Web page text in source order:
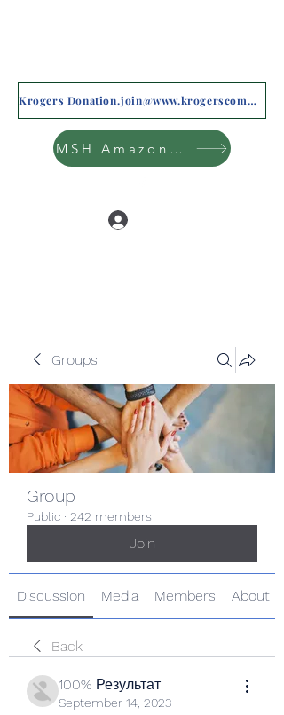
Krogers Donation.join@www.krogerscommunityrewards.com
MSH Amazon Wishlist
Groups
Group
Public · 242 members
Join
Discussion Media Members About
Back
100% Результат
September 14, 2023